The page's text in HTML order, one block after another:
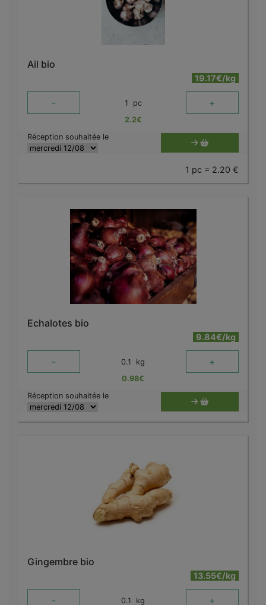
Ail bio
19.17€/kg
- 1 pc +
2.2€
Réception souhaitée le
1 pc = 2.20 €
Echalotes bio
9.84€/kg
- 0.1 kg +
0.98€
Réception souhaitée le
Gingembre bio
13.55€/kg
- 0.1 kg +